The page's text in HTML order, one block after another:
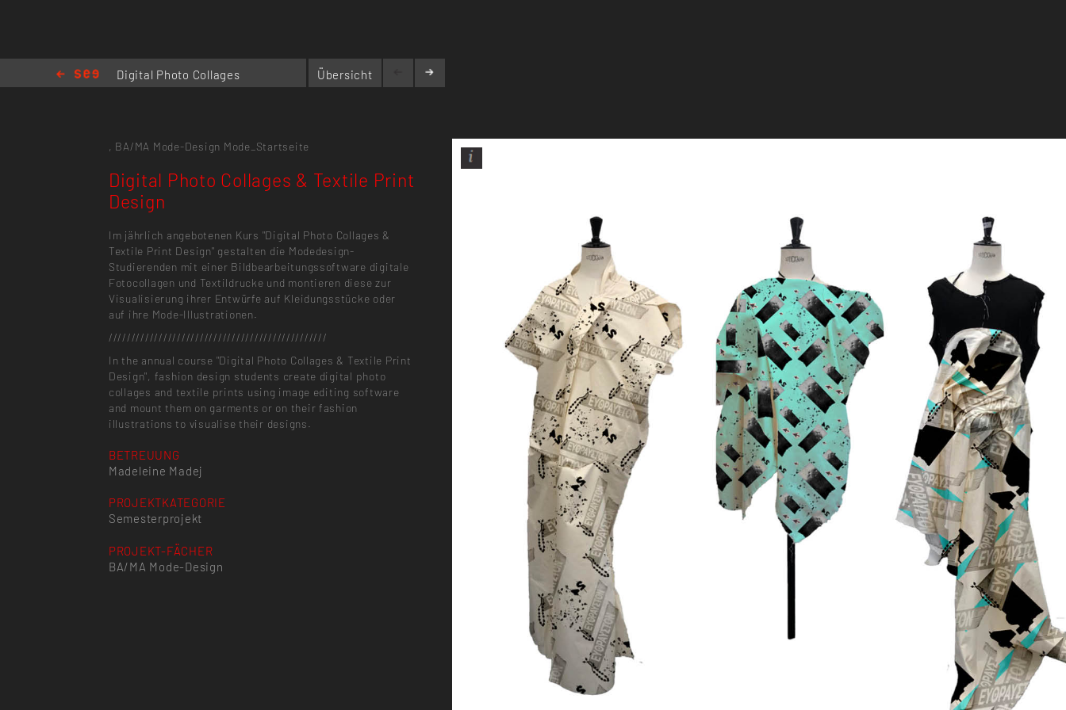
Digital Photo Collages
Übersicht
, BA/MA Mode-Design Mode_Startseite
Digital Photo Collages & Textile Print
Design
Im jährlich angebotenen Kurs "Digital Photo Collages &
Textile Print Design" gestalten die Modedesign-
Studierenden mit einer Bildbearbeitungssoftware digitale
Fotocollagen und Textildrucke und montieren diese zur
Visualisierung ihrer Entwürfe auf Kleidungsstücke oder
auf ihre Mode-Illustrationen.
////////////////////////////////////////////////
In the annual course "Digital Photo Collages & Textile Print
Design", fashion design students create digital photo
collages and textile prints using image editing software
and mount them on garments or on their fashion
illustrations to visualise their designs.
BETREUUNG
Madeleine Madej
PROJEKTKATEGORIE
Semesterprojekt
PROJEKT-FÄCHER
BA/MA Mode-Design